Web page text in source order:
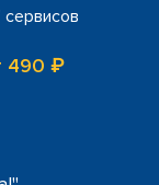
490 ₽